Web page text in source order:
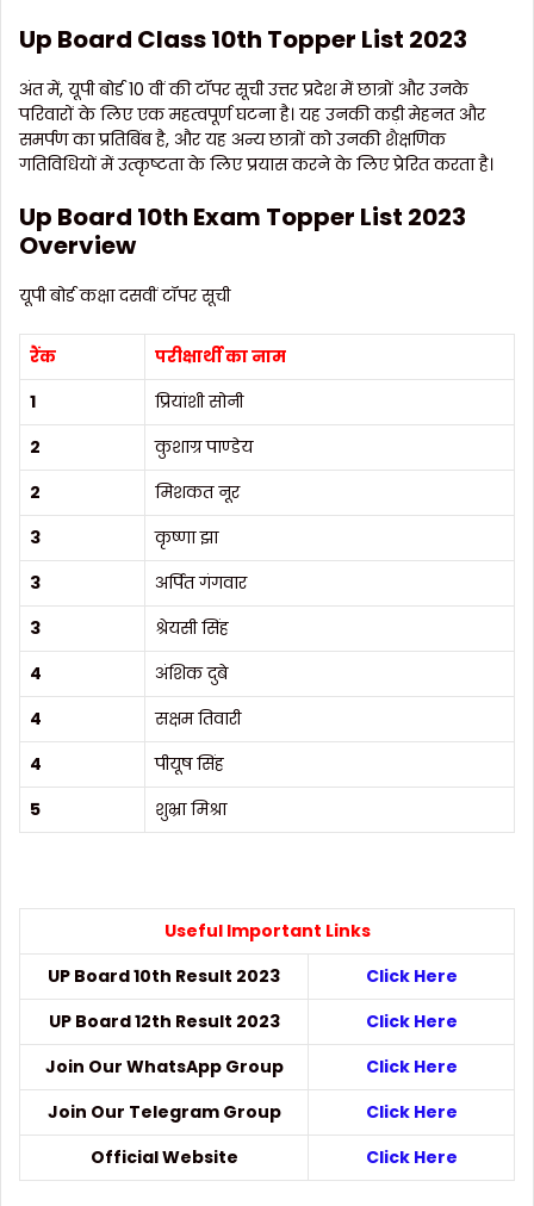
Up Board Class 10th Topper List 2023
अंत में, यूपी बोर्ड 10 वीं की टॉपर सूची उत्तर प्रदेश में छात्रों और उनके
परिवारों के लिए एक महत्वपूर्ण घटना है। यह उनकी कड़ी मेहनत और
समर्पण का प्रतिबिंब है, और यह अन्य छात्रों को उनकी शैक्षणिक
गतिविधियों में उत्कृष्टता के लिए प्रयास करने के लिए प्रेरित करता है।
Up Board 10th Exam Topper List 2023
Overview
यूपी बोर्ड कक्षा दसवीं टॉपर सूची
रैंक परीक्षार्थीकानाम
1
प्रियांशी सोनी
2
कुशाग्र पाण्डेय
2
मिशकत नूर
3
कृष्णा झा
3
अर्पित गंगवार
3
श्रेयसी सिंह
4
अंशिक दुबे
4
सक्षम तिवारी
4
पीयूष सिंह
5
शुभ्रा मिश्रा
Useful Important Links
UP Board 10th Result 2023
Click Here
UP Board 12th Result 2023
Click Here
Join Our WhatsApp Group
Click Here
Join Our Telegram Group
Click Here
Official Website
Click Here